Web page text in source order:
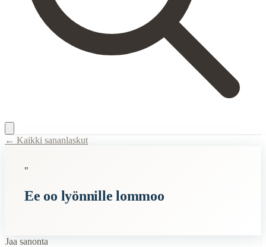
Description:Voidaan käyttää tilanteissa joissa ns. sattuu ja tapahtuu
Lyhyet
← Kaikki sananlaskut
"
Ee oo lyönnille lommoo
Jaa sanonta